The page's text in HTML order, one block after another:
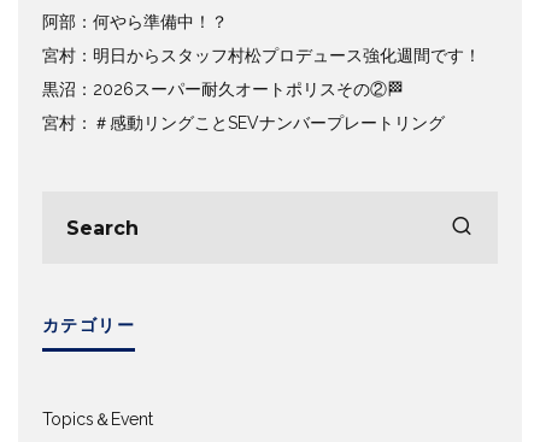
阿部：何やら準備中！？
宮村：明日からスタッフ村松プロデュース強化週間です！
黒沼：2026スーパー耐久オートポリスその②🏁
宮村：＃感動リングことSEVナンバープレートリング
カテゴリー
Topics＆Event